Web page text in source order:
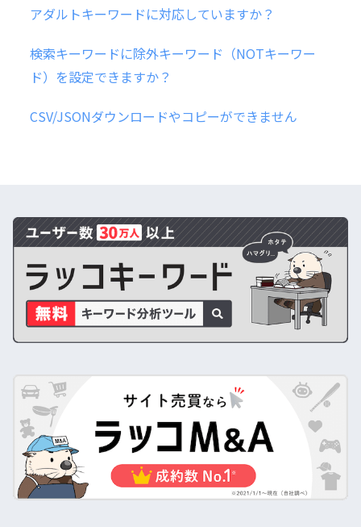
アダルトキーワードに対応していますか？
検索キーワードに除外キーワード（NOTキーワー
ド）を設定できますか？
CSV/JSONダウンロードやコピーができません